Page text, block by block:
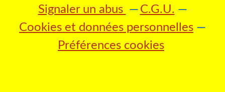
Signaler un abus
C.G.U.
Cookies et données personnelles
Préférences cookies